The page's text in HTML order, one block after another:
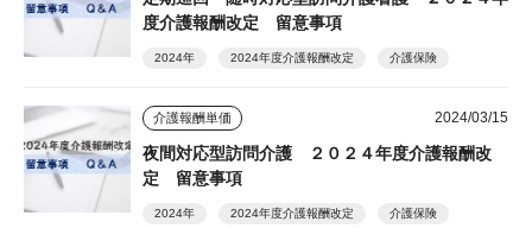
度介護報酬改定 留意事項
2024年 2024年度介護報酬改定 介護保険
介護報酬単価 2024/03/15
夜間対応型訪問介護 ２０２４年度介護報酬改
定 留意事項
2024年 2024年度介護報酬改定 介護保険